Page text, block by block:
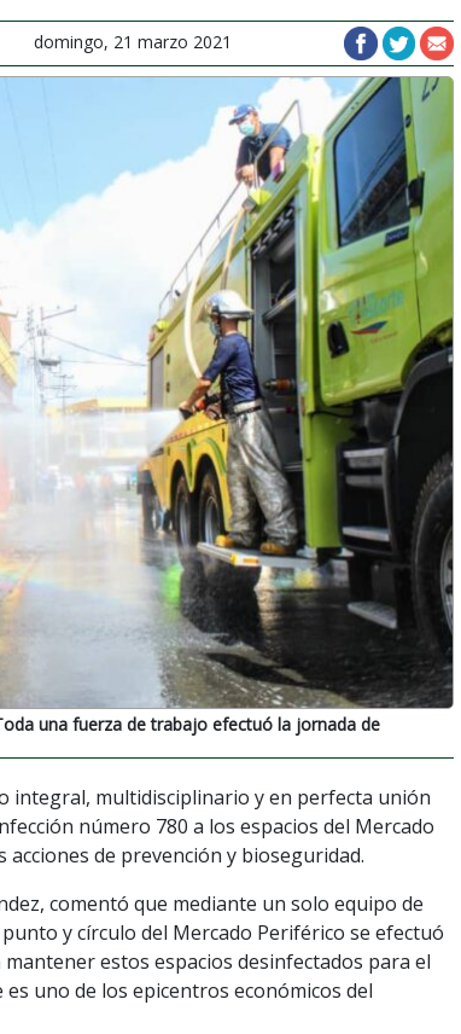
domingo, 21 marzo 2021
una fuerza de trabajo efectuó la jornada de
integral, multidisciplinario y en perfecta unión
número 780 a los espacios del Mercado
de prevención y bioseguridad.
comentó que mediante un solo equipo de
y círculo del Mercado Periférico se efectuó
estos espacios desinfectados para el
uno de los epicentros económicos del